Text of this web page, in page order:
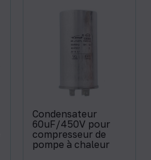
Condensateur
60uF/450V pour
compresseur de
pompe à chaleur